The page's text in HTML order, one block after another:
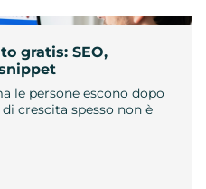
gratis: SEO,
le persone escono dopo
crescita spesso non è